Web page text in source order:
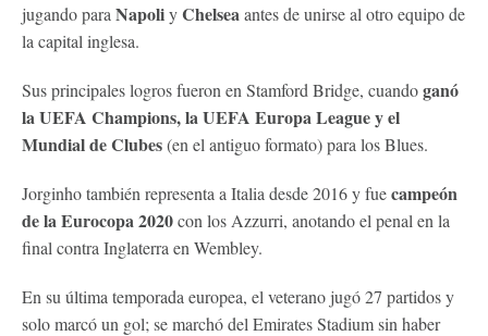
jugando para NapoliyChelseaantes de unirse al otro equipo de
la capital inglesa.
Sus principales logros fueron en Stamford Bridge, cuandoganó
la UEFA Champions, la UEFA Europa League y el
Mundial de Clubes(en el antiguo formato) para los Blues.
Jorginho también representa a Italia desde 2016 y fuecampeón
de la Eurocopa 2020con los Azzurri, anotando el penal en la
final contra Inglaterra en Wembley.
En su última temporada europea, el veterano jugó 27 partidos y
solo marcó un gol; se marchó del Emirates Stadium sin haber